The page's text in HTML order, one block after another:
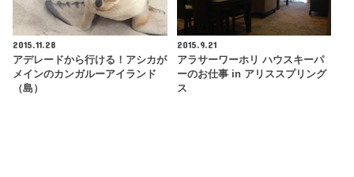
2015.11.28
アデレードから行ける！アシカが
メインのカンガルーアイランド
（島）
2015.9.21
アラサーワーホリ ハウスキーパ
ーのお仕事 in アリススプリング
ス